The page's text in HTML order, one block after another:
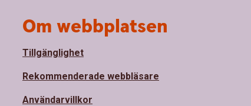
Om webbplatsen
Tillgänglighet
Rekommenderade webbläsare
Användarvillkor